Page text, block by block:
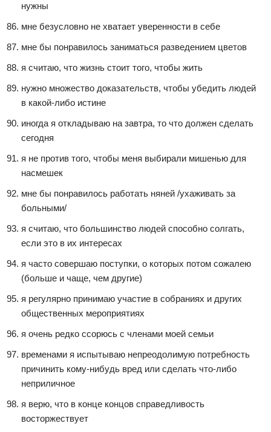
нужны
мне безусловно не хватает уверенности в себе
мне бы понравилось заниматься разведением цветов
я считаю, что жизнь стоит того, чтобы жить
нужно множество доказательств, чтобы убедить людей
в какой-либо истине
иногда я откладываю на завтра, то что должен сделать
сегодня
я не против того, чтобы меня выбирали мишенью для
насмешек
мне бы понравилось работать няней /ухаживать за
больными/
я считаю, что большинство людей способно солгать,
если это в их интересах
я часто совершаю поступки, о которых потом сожалею
(больше и чаще, чем другие)
я регулярно принимаю участие в собраниях и других
общественных мероприятиях
я очень редко ссорюсь с членами моей семьи
временами я испытываю непреодолимую потребность
причинить кому-нибудь вред или сделать что-либо
неприличное
я верю, что в конце концов справедливость
восторжествует